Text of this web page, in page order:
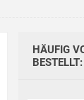
HÄUFIG
BESTELLT: